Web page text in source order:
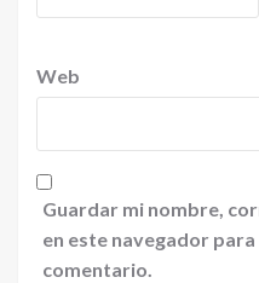
Web
Guardar mi nombre,
en este navegador
comentario.